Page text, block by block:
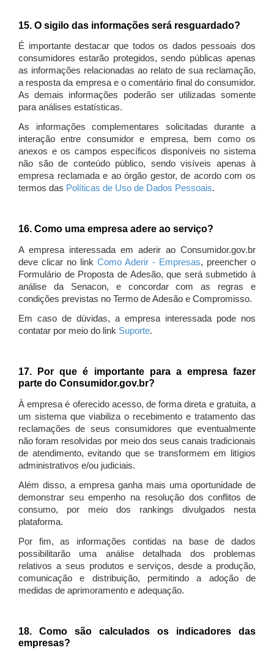
15. O sigilo das informações será resguardado?
É importante destacar que todos os dados pessoais dos
consumidores estarão protegidos, sendo públicas apenas
as informações relacionadas ao relato de sua reclamação,
a resposta da empresa e o comentário final do consumidor.
As demais informações poderão ser utilizadas somente
para análises estatísticas.
As informações complementares solicitadas durante a
interação entre consumidor e empresa, bem como os
anexos e os campos específicos disponíveis no sistema
não são de conteúdo público, sendo visíveis apenas à
empresa reclamada e ao órgão gestor, de acordo com os
termos das Políticas de Uso de Dados Pessoais.
16. Como uma empresa adere ao serviço?
A empresa interessada em aderir ao Consumidor.gov.br
deve clicar no link Como Aderir - Empresas, preencher o
Formulário de Proposta de Adesão, que será submetido à
análise da Senacon, e concordar com as regras e
condições previstas no Termo de Adesão e Compromisso.
Em caso de dúvidas, a empresa interessada pode nos
contatar por meio do link Suporte.
17. Por que é importante para a empresa fazer
parte do Consumidor.gov.br?
À empresa é oferecido acesso, de forma direta e gratuita, a
um sistema que viabiliza o recebimento e tratamento das
reclamações de seus consumidores que eventualmente
não foram resolvidas por meio dos seus canais tradicionais
de atendimento, evitando que se transformem em litígios
administrativos e/ou judiciais.
Além disso, a empresa ganha mais uma oportunidade de
demonstrar seu empenho na resolução dos conflitos de
consumo, por meio dos rankings divulgados nesta
plataforma.
Por fim, as informações contidas na base de dados
possibilitarão uma análise detalhada dos problemas
relativos a seus produtos e serviços, desde a produção,
comunicação e distribuição, permitindo a adoção de
medidas de aprimoramento e adequação.
18. Como são calculados os indicadores das
empresas?